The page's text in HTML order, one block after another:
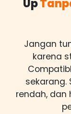
Up
Jangan
karena
sekarang.
rendah, dan